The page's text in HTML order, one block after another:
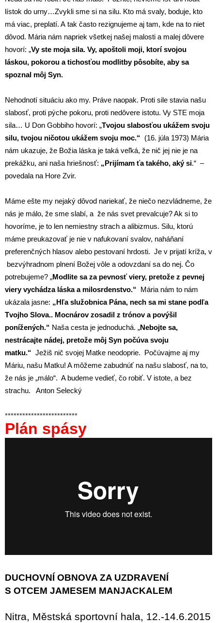
lístok do urny…Zvykli sme si na silu. Kto má svaly, boduje, kto
má viac, preplatí. A tak často rezignujeme aj tam, kde na to niet
dôvod. Mária nám napriek všetkej našej malosti a malej dôvere
hovorí: „Vy ste moja sila. Vy, apoštoli moji, ktorí svojou
láskou, pokorou a tichosťou modlitby pôsobíte, aby sa
spoznal môj Syn.
Nehodnotí situáciu ako my. Práve naopak. Proti sile stavia našu
slabosť, proti pýche pokoru, proti nedôvere istotu. Vy STE moja
sila… U Don Gobbiho hovorí: „Tvojou slabosťou ukážem svoju
silu, tvojou ničotou ukážem svoju moc.“ (16. júla 1973) Mária
nám ukazuje, že Božia láska je taká veľká, že nič jej nie je na
prekážku, ani naša hriešnosť: „Prijímam ťa takého, aký si.“ –
povedala na Hore Zvir.
Máme ešte my nejaký dôvod nariekať, že niečo nezvládneme, že
nás je málo, že sme slabí, a že nás svet prevalcuje? Ak si to
hovoríme, je to len nemiestny strach a alibizmus. Silu, ktorú
máme preukazovať je nie v nafukovaní svalov, naháňaní
preferenčných hlasov alebo pestovaní hrdosti. Je v prijatí kríža, v
bezvýhradnom plnení Božej vôle a odovzdaní sa do nej. Čo
potrebujeme? „Modlite sa za pevnosť viery, pretože z pevnej
viery vychádza láska a milosrdenstvo.“ Mária nám to nám
ukázala jasne: „Hľa služobnica Pána, nech sa mi stane podľa
Tvojho Slova.. Mocnárov zosadil z trónov a povýšil
ponížených.“ Naša cesta je jednoduchá. „Nebojte sa,
nestrácajte nádej, pretože môj Syn počúva svoju
matku.“ Ježiš nič svojej Matke neodoprie. Počúvajme aj my
Máriu, našu Matku! A môžeme zabudnúť na našu slabosť, na to,
že nás je „málo“. A budeme vedieť, čo robiť. V istote, a bez
strachu. Anton Selecký
*************************
Plán spásy
DUCHOVNÍ OBNOVA ZA UZDRAVENÍ
S OTCEM JAMESEM MANJACKALEM
Nitra, Městská sportovní hala, 12.-14.6.2015